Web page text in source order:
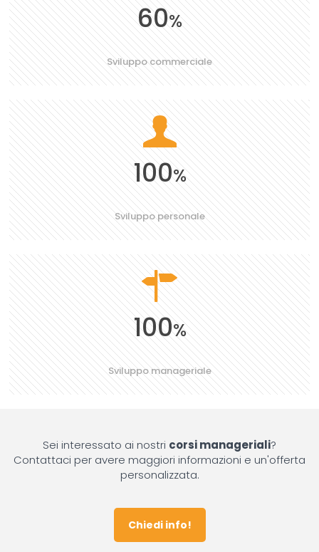
60%
Sviluppo commerciale
100%
Sviluppo personale
100%
Sviluppo manageriale
Sei interessato ai nostri corsi manageriali?
Contattaci per avere maggiori informazioni e un'offerta
personalizzata.
Chiedi info!